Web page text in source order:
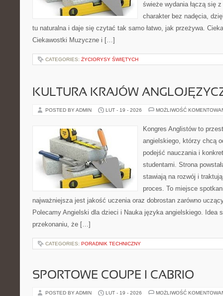
świeże wydania łączą się
charakter bez nadęcia,
tu naturalna i daje się czytać tak samo łatwo, jak przeżywa.
Ciekawostki Muzyczne i […]
CATEGORIES: ŻYCIORYSY ŚWIĘTYCH
KULTURA KRAJÓW
POSTED BY ADMIN LUT - 19 - 2026 MOŻLIWOŚĆ
Kongres Anglistów to
angielskiego, którzy chcą
podejść nauczania i
studentami. Strona
stawiają na rozwój i
proces. To miejsce
najważniejsza jest jakość uczenia oraz dobrostan zarówno
Polecamy Angielski dla dzieci i Nauka języka angielskiego. Idea
przekonaniu, że […]
CATEGORIES: PORADNIK TECHNICZNY
SPORTOWE COUPE I CABRIO
POSTED BY ADMIN LUT - 19 - 2026 MOŻLIWOŚĆ